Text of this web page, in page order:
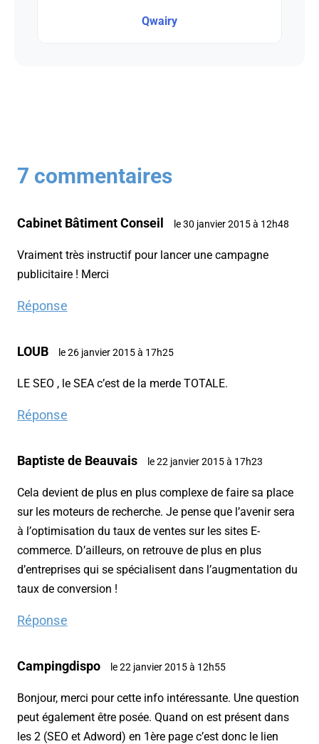
Qwairy
7 commentaires
Cabinet Bâtiment Conseil le 30 janvier 2015 à 12h48
Vraiment très instructif pour lancer une campagne
publicitaire ! Merci
Réponse
LOUB le 26 janvier 2015 à 17h25
LE SEO , le SEA c’est de la merde TOTALE.
Réponse
Baptiste de Beauvais le 22 janvier 2015 à 17h23
Cela devient de plus en plus complexe de faire sa place
sur les moteurs de recherche. Je pense que l’avenir sera
à l’optimisation du taux de ventes sur les sites E-
commerce. D’ailleurs, on retrouve de plus en plus
d’entreprises qui se spécialisent dans l’augmentation du
taux de conversion !
Réponse
Campingdispo le 22 janvier 2015 à 12h55
Bonjour, merci pour cette info intéressante. Une question
peut également être posée. Quand on est présent dans
les 2 (SEO et Adword) en 1ère page c’est donc le lien